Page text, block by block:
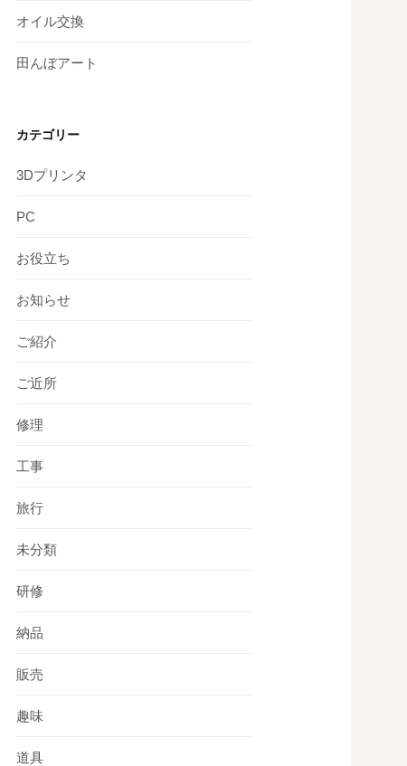
オイル交換
田んぼアート
カテゴリー
3Dプリンタ
PC
お役立ち
お知らせ
ご紹介
ご近所
修理
工事
旅行
未分類
研修
納品
販売
趣味
道具